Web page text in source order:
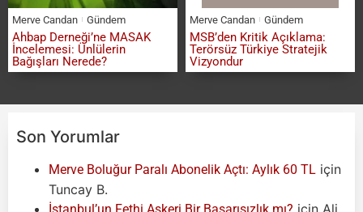
Merve Candan Gündem
Ahbap Derneği’ne MASAK
İncelemesi: Ünlülerin
Bağışları Nerede?
Merve Candan Gündem
MSB’den Kritik Açıklama:
Terörsüz Türkiye Stratejik
Vizyondur
Son Yorumlar
Merve Boluğur Paralı Abonelik Açtı: Aylık 60 TL için
Tuncay B.
için Ali